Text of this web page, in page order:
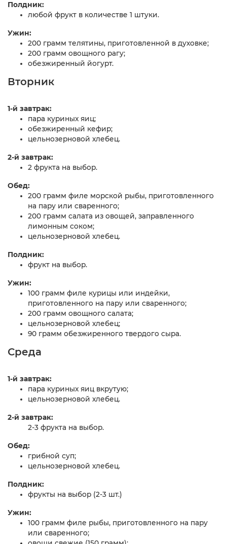
Полдник:
любой фрукт в количестве 1 штуки.
Ужин:
200 грамм телятины, приготовленной в духовке;
200 грамм овощного рагу;
обезжиренный йогурт.
Вторник
1-й завтрак:
пара куриных яиц;
обезжиренный кефир;
цельнозерновой хлебец.
2-й завтрак:
2 фрукта на выбор.
Обед:
200 грамм филе морской рыбы, приготовленного
на пару или сваренного;
200 грамм салата из овощей, заправленного
лимонным соком;
цельнозерновой хлебец.
Полдник:
фрукт на выбор.
Ужин:
100 грамм филе курицы или индейки,
приготовленного на пару или сваренного;
200 грамм овощного салата;
цельнозерновой хлебец;
90 грамм обезжиренного твердого сыра.
Среда
1-й завтрак:
пара куриных яиц вкрутую;
цельнозерновой хлебец.
2-й завтрак:
2-3 фрукта на выбор.
Обед:
грибной суп;
цельнозерновой хлебец.
Полдник:
фрукты на выбор (2-3 шт.)
Ужин:
100 грамм филе рыбы, приготовленного на пару
или сваренного;